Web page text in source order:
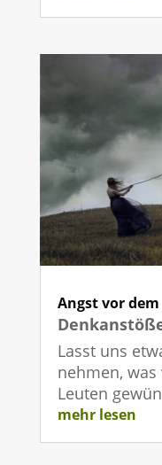
Angst vor
Lasst uns
nehmen,
Leuten
mehr lesen